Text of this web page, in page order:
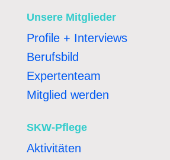
Unsere Mitglieder
Profile + Interviews
Berufsbild
Expertenteam
Mitglied werden
SKW-Pflege
Aktivitäten